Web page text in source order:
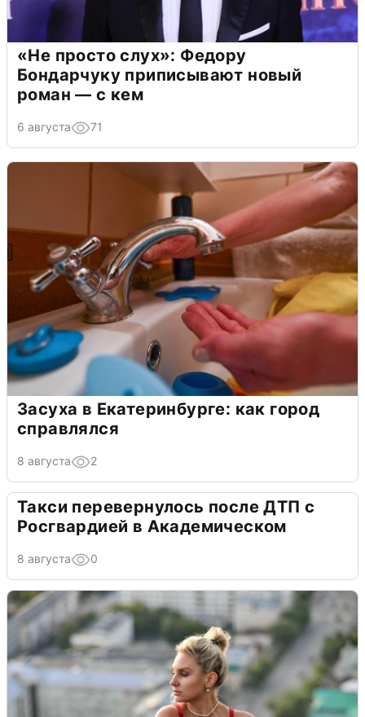
«Не просто слух»: Федору
Бондарчуку приписывают новый
роман — с кем
6 августа 71
Засуха в Екатеринбурге: как город
справлялся
8 августа 2
Такси перевернулось после ДТП с
Росгвардией в Академическом
8 августа 0